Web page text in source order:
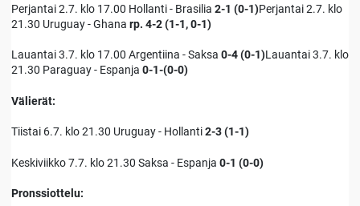
Perjantai 2.7. klo 17.00 Hollanti - Brasilia 2-1 (0-1)Perjantai 2.7. klo
21.30 Uruguay - Ghana rp. 4-2 (1-1, 0-1)
Lauantai 3.7. klo 17.00 Argentiina - Saksa 0-4 (0-1)Lauantai 3.7. klo
21.30 Paraguay - Espanja 0-1-(0-0)
Välierät:
Tiistai 6.7. klo 21.30 Uruguay - Hollanti2-3 (1-1)
Keskiviikko 7.7. klo 21.30 Saksa - Espanja 0-1 (0-0)
Pronssiottelu: